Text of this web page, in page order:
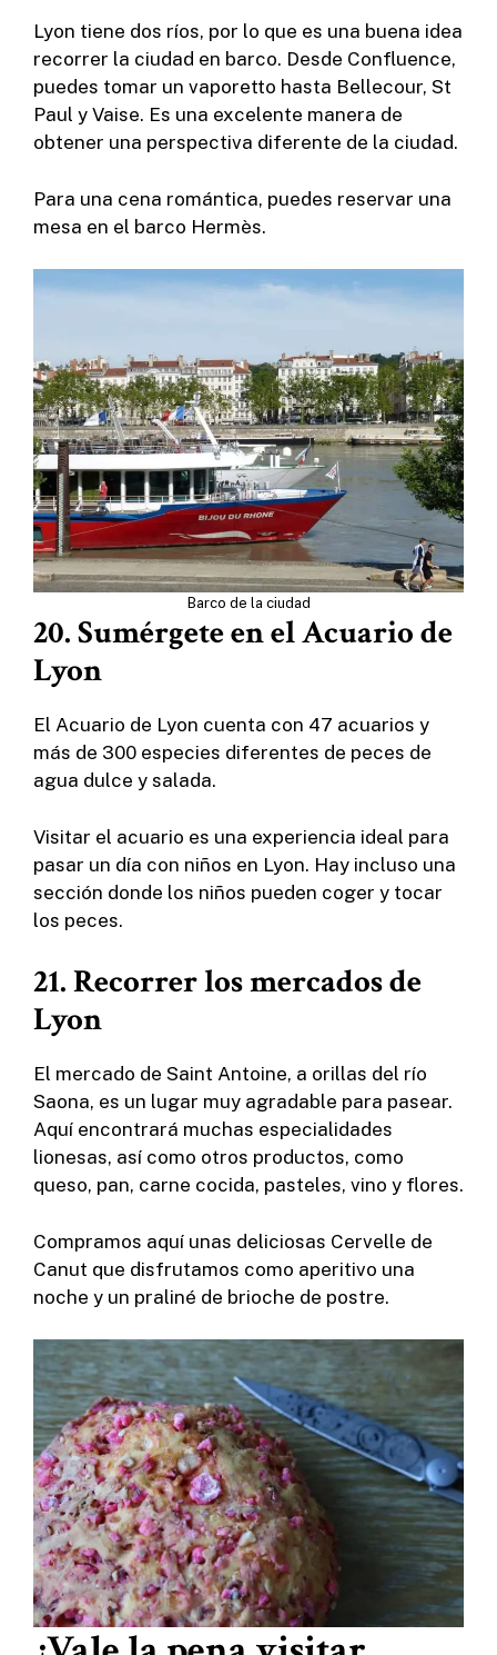
Lyon tiene dos ríos, por lo que es una buena idea
recorrer la ciudad en barco. Desde Confluence,
puedes tomar un vaporetto hasta Bellecour, St
Paul y Vaise. Es una excelente manera de
obtener una perspectiva diferente de la ciudad.
Para una cena romántica, puedes reservar una
mesa en el barco Hermès.
Barco de la ciudad
20. Sumérgete en el Acuario de
Lyon
El Acuario de Lyon cuenta con 47 acuarios y
más de 300 especies diferentes de peces de
agua dulce y salada.
Visitar el acuario es una experiencia ideal para
pasar un día con niños en Lyon. Hay incluso una
sección donde los niños pueden coger y tocar
los peces.
21. Recorrer los mercados de
Lyon
El mercado de Saint Antoine, a orillas del río
Saona, es un lugar muy agradable para pasear.
Aquí encontrará muchas especialidades
lionesas, así como otros productos, como
queso, pan, carne cocida, pasteles, vino y flores.
Compramos aquí unas deliciosas Cervelle de
Canut que disfrutamos como aperitivo una
noche y un praliné de brioche de postre.